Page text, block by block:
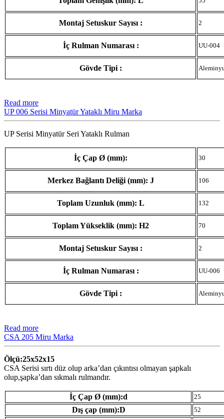
Montaj Setuskur Sayısı : 2
İç Rulman Numarası : UU-004
Gövde Tipi :
Read more
UP 006 Serisi Minyatür Yataklı Miru Marka
UP Serisi Minyatür Seri Yataklı Rulman
İç Çap Ø (mm): 30
Merkez Bağlantı Deliği (mm): J 106
Toplam Uzunluk (mm): L 132
Toplam Yükseklik (mm): H2 70
Montaj Setuskur Sayısı : 2
İç Rulman Numarası : UU-006
Gövde Tipi :
Read more
CSA 205 Miru Marka
Ölçü:25x52x15
CSA Serisi sırtı düz olup arka’dan çıkıntısı olmayan şapkalı
olup,şapka’dan sıkmalı rulmandır.
İç Çap Ø (mm):d 25
Dış çap (mm):D 52